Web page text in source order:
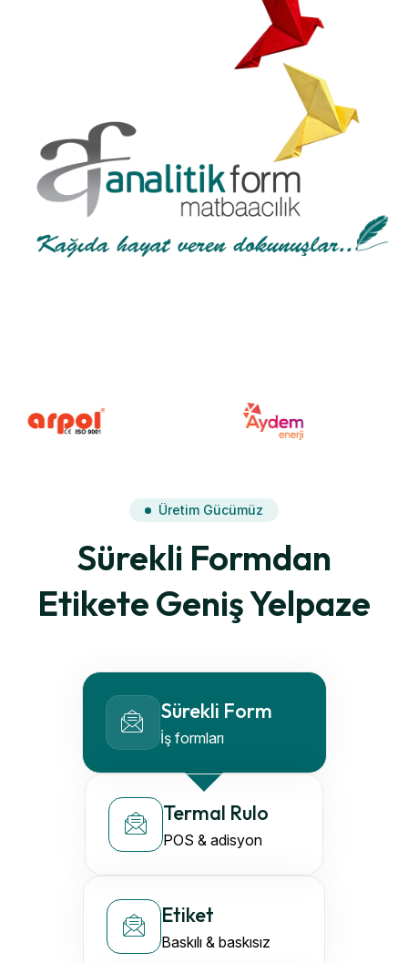
Üretim Gücümüz
Sürekli Formdan
Etikete Geniş Yelpaze
Sürekli Form
İş formları
Termal Rulo
POS & adisyon
Etiket
Baskılı & baskısız